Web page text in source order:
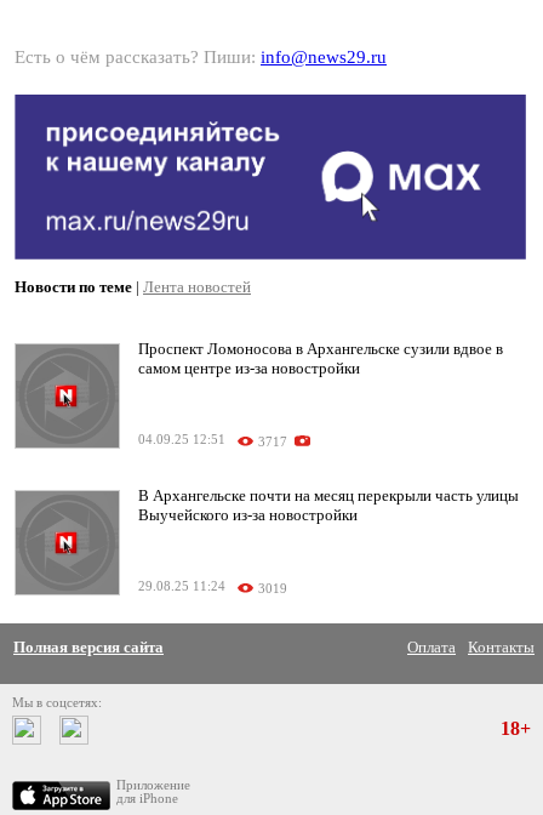
Есть о чём рассказать? Пиши: info@news29.ru
Новости по теме | Лента новостей
Проспект Ломоносова в Архангельске сузили вдвое в
самом центре из-за новостройки
04.09.25 12:51 3717
В Архангельске почти на месяц перекрыли часть улицы
Выучейского из-за новостройки
29.08.25 11:24 3019
Полная версия сайта Оплата Контакты
Мы в соцсетях:
Приложение
для iPhone
18+